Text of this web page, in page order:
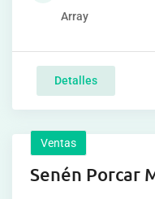
Array
Detalles
Ventas
Senén Porcar